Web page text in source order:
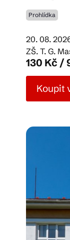
Prohlídka
20. 08.
ZŠ. T. G.
130 Kč /
Koupit